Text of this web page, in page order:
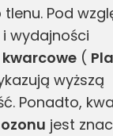
Pod
wydajności
(
wyższą
Ponadto,
jest